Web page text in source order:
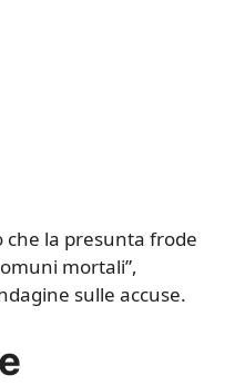
la presunta frode
mortali”,
sulle accuse.